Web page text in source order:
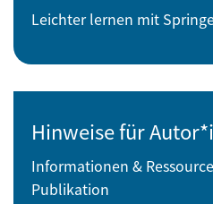
Leichter lernen mit
Hinweise für
Informationen &
Publikation